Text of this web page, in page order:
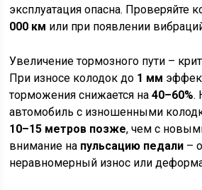
эксплуатация опасна. Проверяйте
000 км или при появлении
Увеличение тормозного пути –
При износе колодок до 1 мм
торможения снижается на40–60%.
автомобиль с изношенными
10–15 метров позже, чем с
внимание на пульсацию педали –
неравномерный износ или